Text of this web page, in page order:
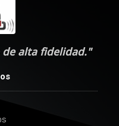
de alta fidelidad."